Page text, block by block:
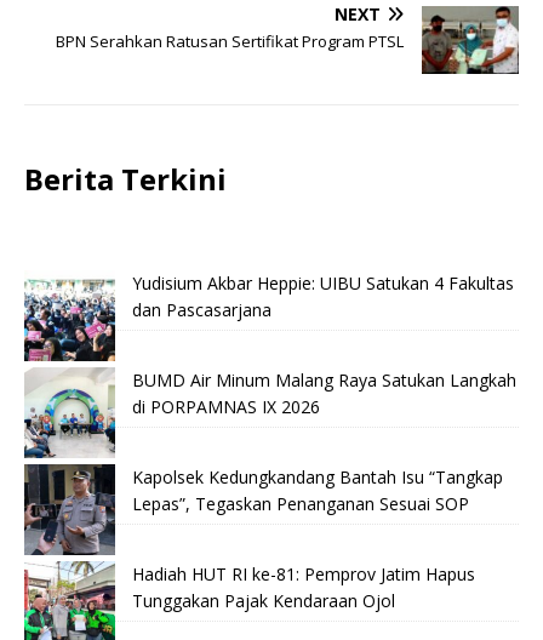
NEXT
BPN Serahkan Ratusan Sertifikat Program PTSL
Berita Terkini
Yudisium Akbar Heppie: UIBU Satukan 4 Fakultas
dan Pascasarjana
BUMD Air Minum Malang Raya Satukan Langkah
di PORPAMNAS IX 2026
Kapolsek Kedungkandang Bantah Isu “Tangkap
Lepas”, Tegaskan Penanganan Sesuai SOP
Hadiah HUT RI ke-81: Pemprov Jatim Hapus
Tunggakan Pajak Kendaraan Ojol